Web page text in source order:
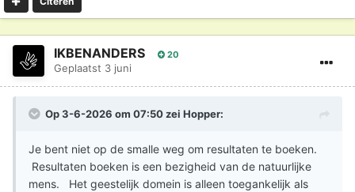
IKBENANDERS 20
Geplaatst 3 juni
Op 3-6-2026 om 07:50 zei Hopper:
Je bent niet op de smalle weg om resultaten te boeken.
Resultaten boeken is een bezigheid van de natuurlijke
mens. Het geestelijk domein is alleen toegankelijk als